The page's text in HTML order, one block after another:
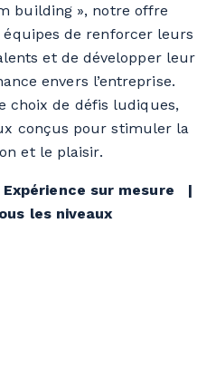
building », notre offre
équipes de renforcer leurs
et de développer leur
envers l’entreprise.
choix de défis ludiques,
conçus pour stimuler la
et le plaisir.
sur mesure |
les niveaux